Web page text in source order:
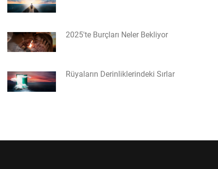
2025'te Burçları Neler Bekliyor
Rüyaların Derinliklerindeki Sırlar